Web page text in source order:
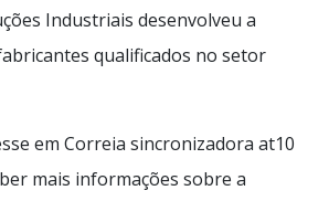
Industriais desenvolveu a
qualificados no setor
em Correia sincronizadora at10
mais informações sobre a